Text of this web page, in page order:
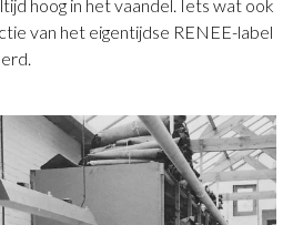
hoog in het vaandel. Iets wat ook
van het eigentijdse RENEE-label